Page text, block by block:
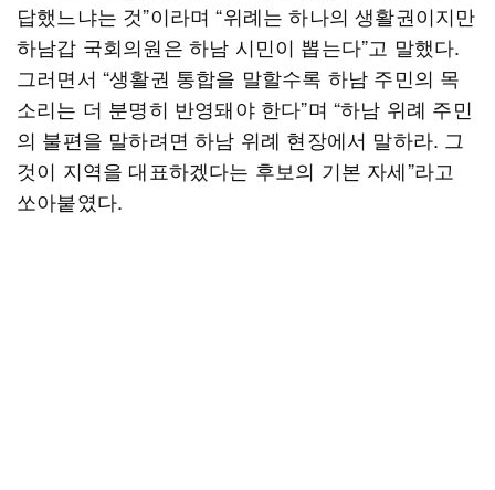
답했느냐는 것”이라며 “위례는 하나의 생활권이지만
하남갑 국회의원은 하남 시민이 뽑는다”고 말했다.
그러면서 “생활권 통합을 말할수록 하남 주민의 목
소리는 더 분명히 반영돼야 한다”며 “하남 위례 주민
의 불편을 말하려면 하남 위례 현장에서 말하라. 그
것이 지역을 대표하겠다는 후보의 기본 자세”라고
쏘아붙였다.